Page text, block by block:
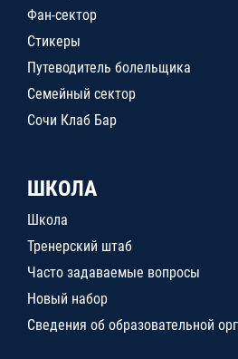
Фан-сектор
Стикеры
Путеводитель болельщика
Семейный сектор
Сочи Клаб Бар
ШКОЛА
Школа
Тренерский штаб
Часто задаваемые вопросы
Новый набор
Сведения об образовательной